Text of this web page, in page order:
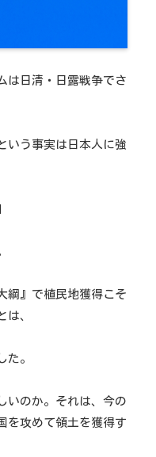
は日清・日露戦争でさ
いう事実は日本人に強
綱』で植民地獲得こそ
は、
た。
いのか。それは、今の
を攻めて領土を獲得す